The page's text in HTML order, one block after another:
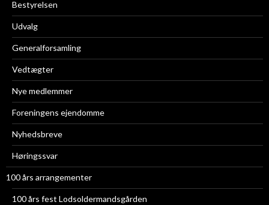
Bestyrelsen
Udvalg
Generalforsamling
Vedtægter
Nye medlemmer
Foreningens ejendomme
Nyhedsbreve
Høringssvar
100 års arrangementer
100 års fest Lodsoldermandsgården